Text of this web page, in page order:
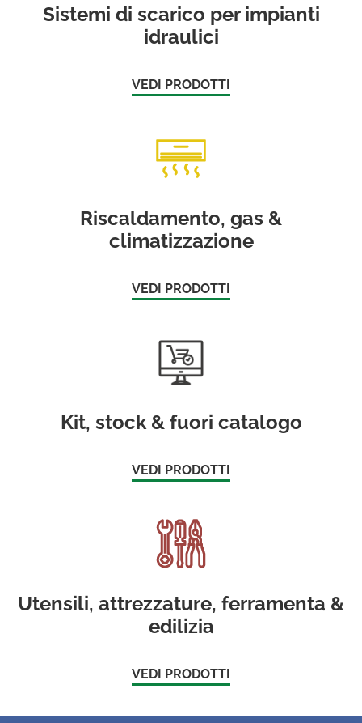
Sistemi di scarico per impianti
idraulici
VEDI PRODOTTI
Riscaldamento, gas &
climatizzazione
VEDI PRODOTTI
Kit, stock & fuori catalogo
VEDI PRODOTTI
Utensili, attrezzature, ferramenta &
edilizia
VEDI PRODOTTI